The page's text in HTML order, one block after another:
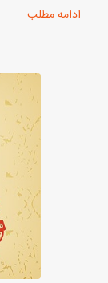
ادامه مطلب